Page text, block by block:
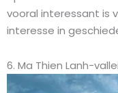
vooral interessant is
interesse in
6. Ma Thien Lanh-vallei